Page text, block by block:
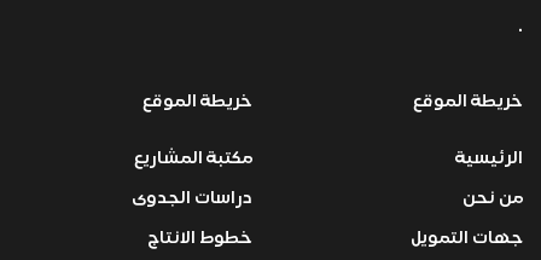
.
خريطة الموقع
الرئيسية
من نحن
جهات التمويل
خريطة الموقع
مكتبة المشاريع
دراسات الجدوى
خطوط الانتاج